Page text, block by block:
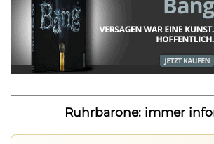
Ruhrbarone: immer